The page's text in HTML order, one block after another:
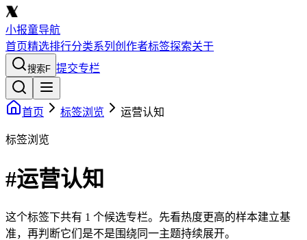
小报童导航
首页精选排行分类系列 创作者标签探索关于
搜索F 提交专栏
首页 标签浏览 运营认知
标签浏览
#运营认知
这个标签下共有 1 个候选专栏。先看热度更高的样本建立基
准，再判断它们是不是围绕同一主题持续展开。